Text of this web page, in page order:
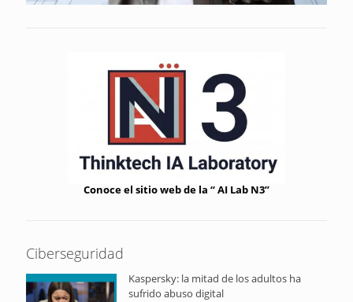
Conoce el sitio web de la “ AI Lab N3”
Ciberseguridad
Kaspersky: la mitad de los adultos ha
sufrido abuso digital